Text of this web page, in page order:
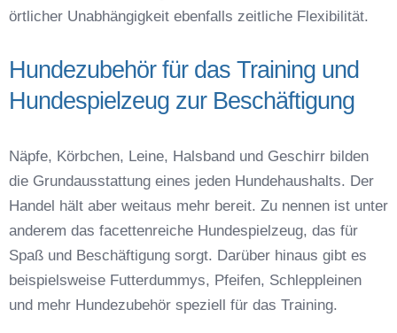
örtlicher Unabhängigkeit ebenfalls zeitliche Flexibilität.
Hundezubehör für das Training und
Hundespielzeug zur Beschäftigung
Näpfe, Körbchen, Leine, Halsband und Geschirr bilden
die Grundausstattung eines jeden Hundehaushalts. Der
Handel hält aber weitaus mehr bereit. Zu nennen ist unter
anderem das facettenreiche Hundespielzeug, das für
Spaß und Beschäftigung sorgt. Darüber hinaus gibt es
beispielsweise Futterdummys, Pfeifen, Schleppleinen
und mehr Hundezubehör speziell für das Training.